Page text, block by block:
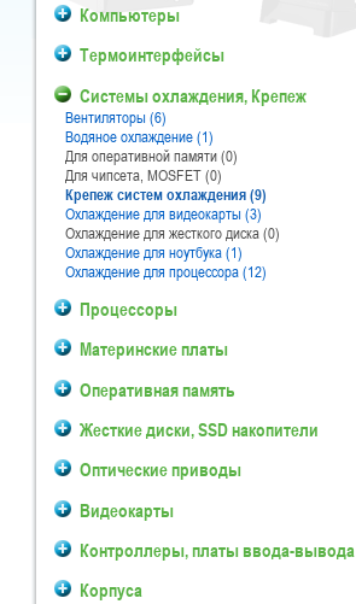
Компьютеры
Термоинтерфейсы
Системы охлаждения, Крепеж
Вентиляторы (6)
Водяное охлаждение (1)
Для оперативной памяти (0)
Для чипсета, MOSFET (0)
Крепеж систем охлаждения (9)
Охлаждение для видеокарты (3)
Охлаждение для жесткого диска (0)
Охлаждение для ноутбука (1)
Охлаждение для процессора (12)
Процессоры
Материнские платы
Оперативная память
Жесткие диски, SSD накопители
Оптические приводы
Видеокарты
Контроллеры, платы ввода-вывода
Корпуса